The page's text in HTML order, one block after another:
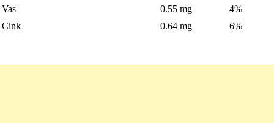
Vas
0.55 mg
4%
Cink
0.64 mg 6%